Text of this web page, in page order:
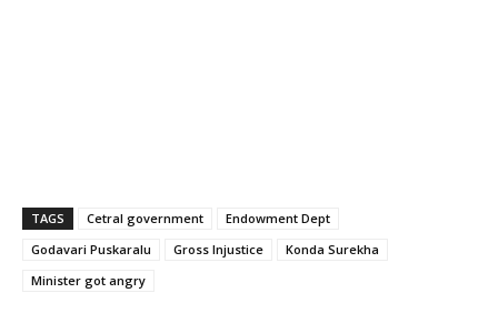
TAGS Cetral government
Endowment Dept
Godavari Puskaralu
Gross Injustice
Konda Surekha
Minister got angry